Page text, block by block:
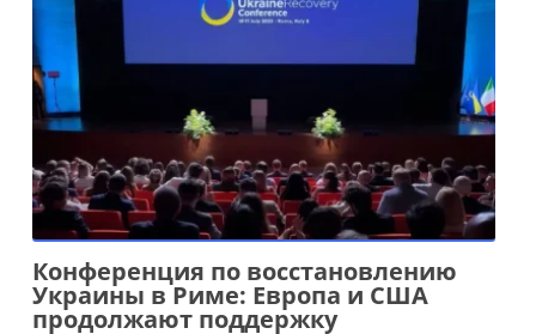
Конференция по восстановлению
Украины в Риме: Европа и США
продолжают поддержку